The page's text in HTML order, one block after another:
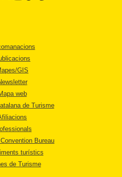
GIS
web
de Turisme
Bureau
turístics
de Turisme